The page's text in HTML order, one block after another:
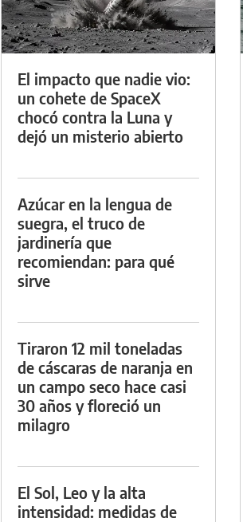
El impacto que nadie vio:
un cohete de SpaceX
chocó contra la Luna y
dejó un misterio abierto
Azúcar en la lengua de
suegra, el truco de
jardinería que
recomiendan: para qué
sirve
Tiraron 12 mil toneladas
de cáscaras de naranja en
un campo seco hace casi
30 años y floreció un
milagro
El Sol, Leo y la alta
intensidad: medidas de